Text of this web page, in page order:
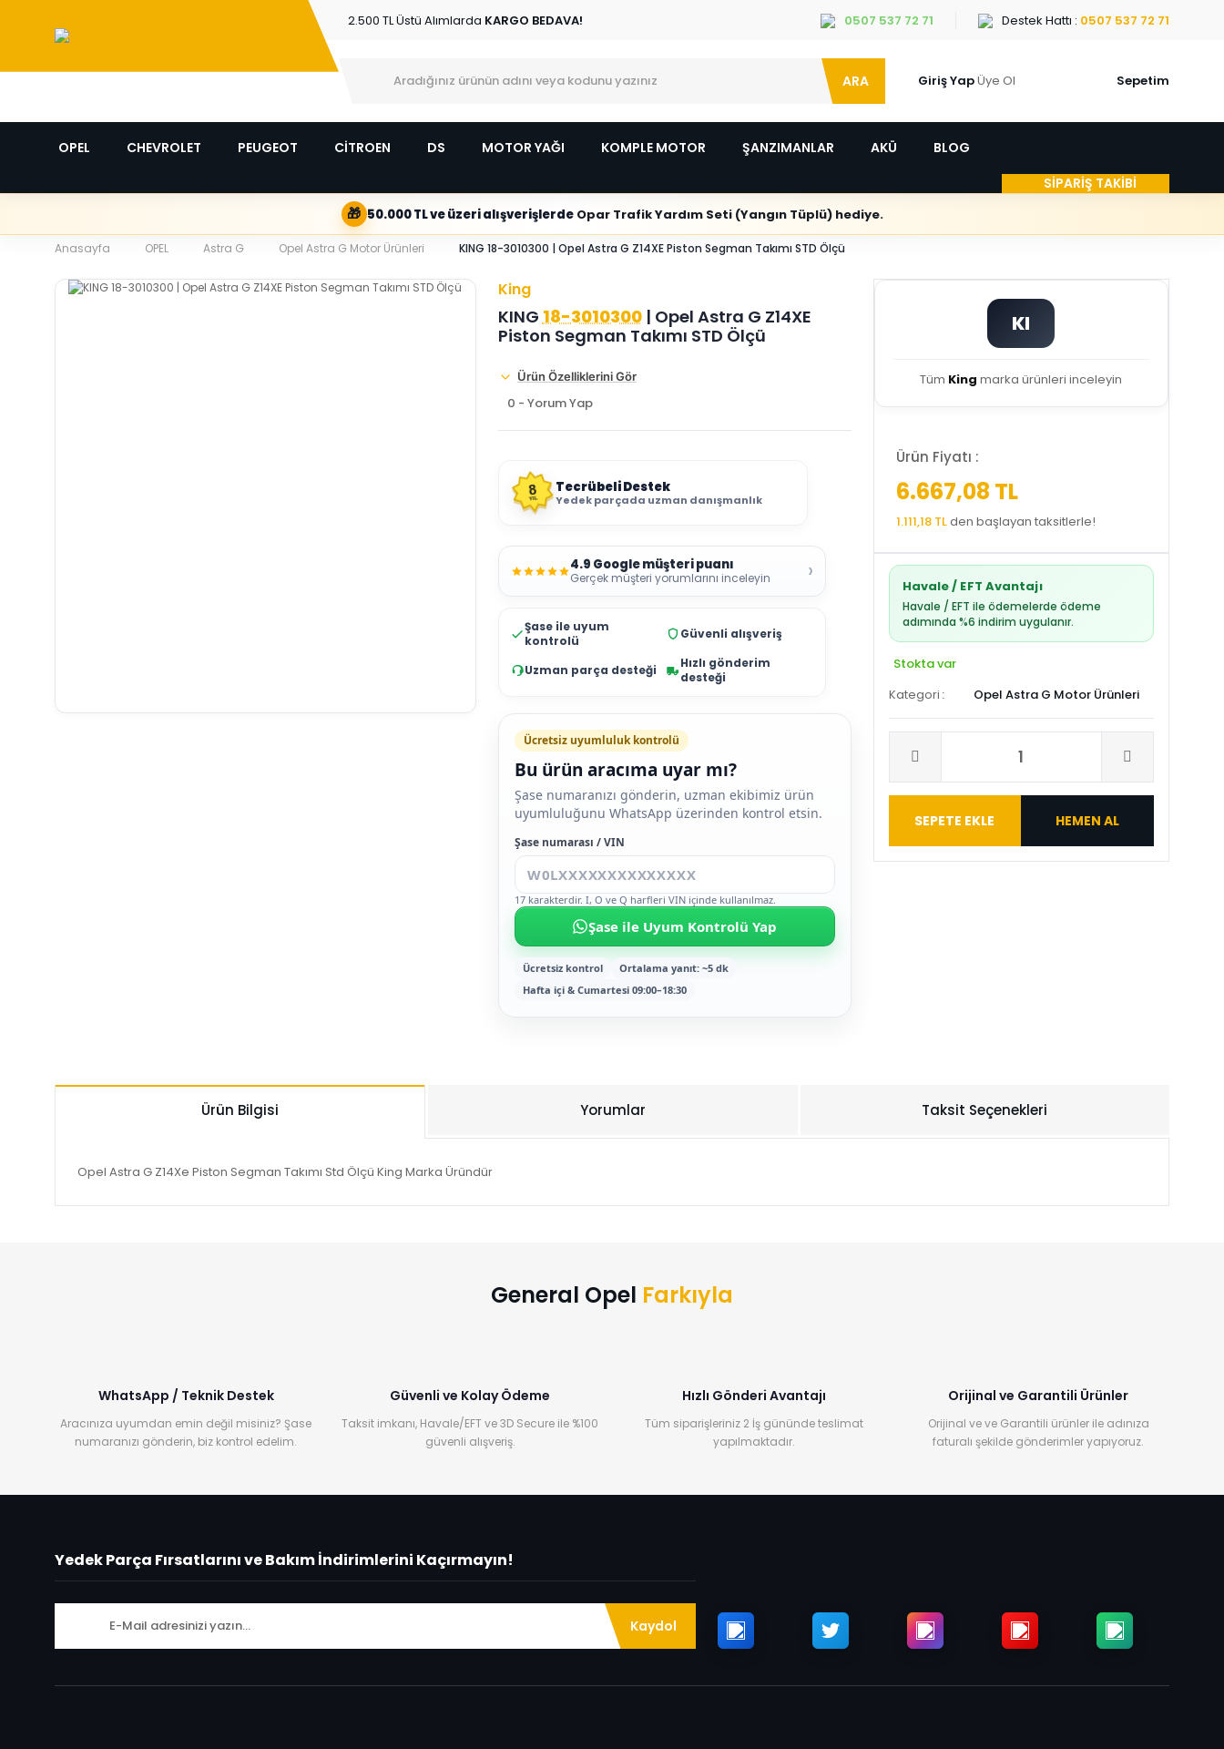
2.500 TL Üstü Alımlarda KARGO BEDAVA! 0507 537 72 71 Destek Hattı : 0507 537 72 71
ARA Giriş YapÜye Ol Sepetim
OPEL CHEVROLET PEUGEOT CİTROEN DS MOTOR YAĞI KOMPLE MOTOR ŞANZIMANLAR AKÜ
BLOG
SİPARİŞ TAKİBİ
🎁 50.000 TL ve üzeri alışverişlerdeOpar Trafik Yardım Seti (Yangın Tüplü) hediye.
Anasayfa OPEL Astra G Opel Astra G Motor Ürünleri KING 18-3010300 | Opel Astra G Z14XE Piston Segman Takımı STD Ölçü
King
KING18-3010300| Opel Astra G Z14XE
Piston Segman Takımı STD Ölçü
Ürün Özelliklerini Gör
0 - Yorum Yap
8
YIL
Tecrübeli Destek
Yedek parçada uzman danışmanlık
4.9 Google müşteri puanı
Gerçek müşteri yorumlarını inceleyin ›
Şase ile uyum
kontrolü
Güvenli alışveriş
Uzman parça desteği
Hızlı gönderim
desteği
Ücretsiz uyumluluk kontrolü
Bu ürün aracıma uyar mı?
Şase numaranızı gönderin, uzman ekibimiz ürün
uyumluluğunu WhatsApp üzerinden kontrol etsin.
Şase numarası / VIN
17 karakterdir. I, O ve Q harfleri VIN içinde kullanılmaz.
Şase ile Uyum Kontrolü Yap
Ücretsiz kontrol
Ortalama yanıt: ~5 dk
Hafta içi & Cumartesi 09:00–18:30
KI
Tüm King marka ürünleri inceleyin
Ürün Fiyatı :
6.667,08 TL
1.111,18 TLden başlayan taksitlerle!
Havale / EFT Avantajı
Havale / EFT ile ödemelerde ödeme
adımında %6 indirim uygulanır.
Stokta var
Kategori
Opel Astra G Motor Ürünleri
SEPETE EKLE HEMEN AL
Ürün Bilgisi Yorumlar Taksit Seçenekleri
Opel Astra G Z14Xe Piston Segman Takımı Std Ölçü King Marka Üründür
General Opel Farkıyla
WhatsApp / Teknik Destek
Aracınıza uyumdan emin değil misiniz? Şase
numaranızı gönderin, biz kontrol edelim.
Güvenli ve Kolay Ödeme
Taksit imkanı, Havale/EFT ve 3D Secure ile %100
güvenli alışveriş.
Hızlı Gönderi Avantajı
Tüm siparişleriniz 2 İş gününde teslimat
yapılmaktadır.
Orijinal ve Garantili Ürünler
Orijinal ve ve Garantili ürünler ile adınıza
faturalı şekilde gönderimler yapıyoruz.
Yedek Parça Fırsatlarını ve Bakım İndirimlerini Kaçırmayın!
Kaydol